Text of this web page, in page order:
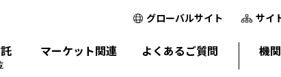
グローバルサイト サイ
マーケット関連 よくあるご質問 機